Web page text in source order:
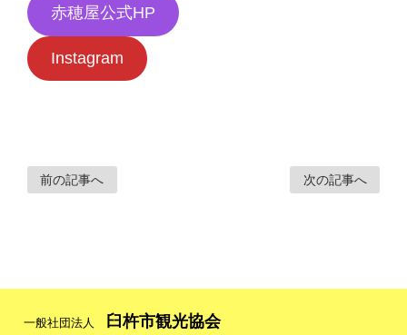
赤穂屋公式HP
Instagram
前の記事へ 次の記事へ
一般社団法人 臼杵市観光協会